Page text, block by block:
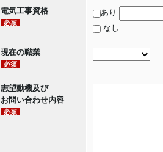
電気工事資格
必須
あり
なし
現在の職業
必須
志望動機及び
お問い合わせ内容
必須